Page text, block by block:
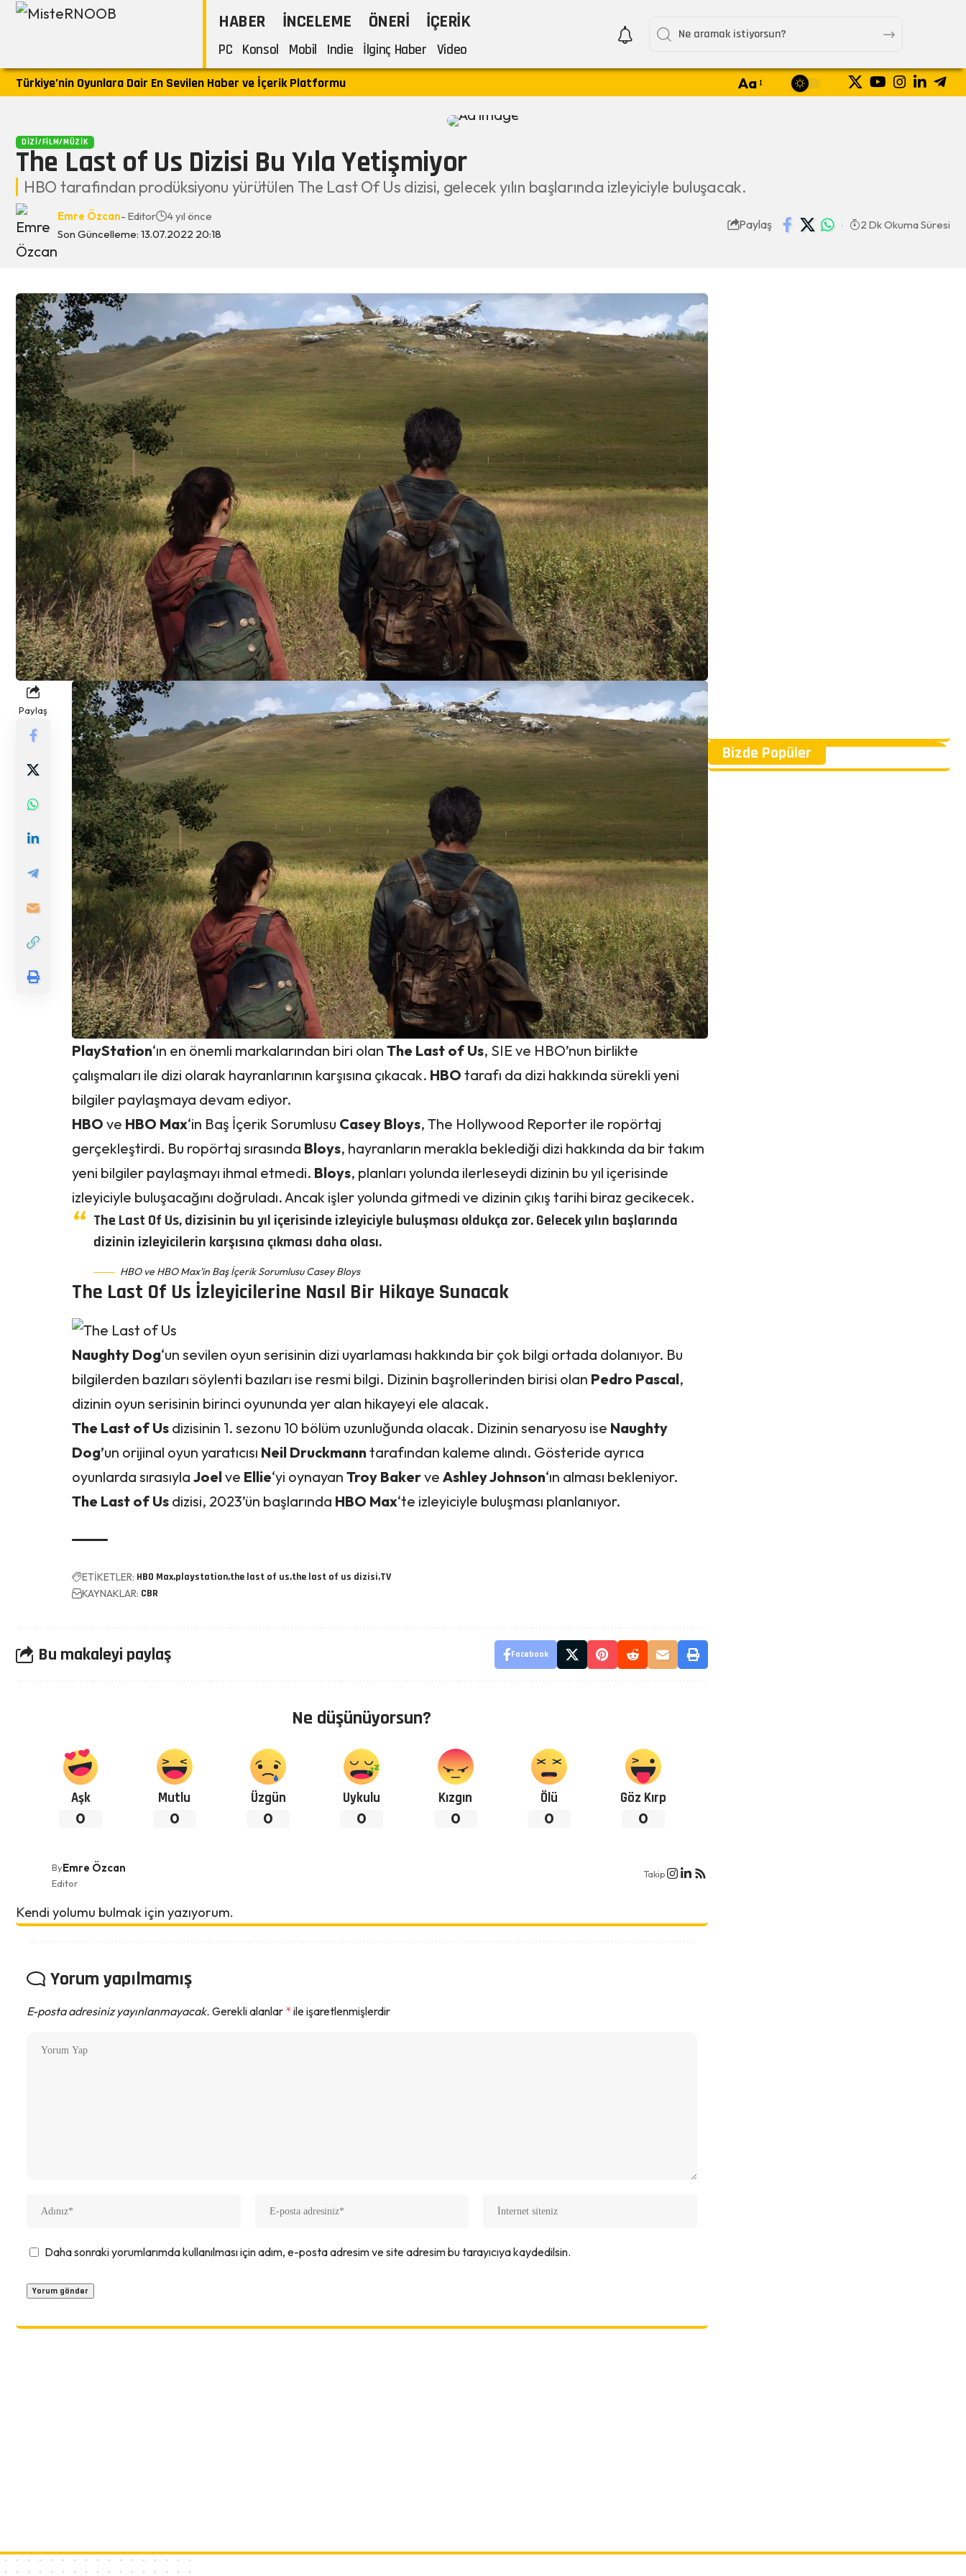
HABER İNCELEME ÖNERI İÇERIK
PC Konsol Mobil Indie İlginç Haber Video
Türkiye’nin Oyunlara Dair En Sevilen Haber ve İçerik Platformu Aa
DIZI/FILM/MÜZIK
The Last of Us Dizisi Bu Yıla Yetişmiyor
HBO tarafından prodüksiyonu yürütülen The Last Of Us dizisi, gelecek yılın başlarında izleyiciyle buluşacak.
Son Güncelleme: 13.07.2022 20:18
Emre Özcan- Editor 4 yıl önce
Paylaş 2 Dk Okuma Süresi
Paylaş
PlayStation‘ın en önemli markalarından biri olan The Last of Us, SIE ve HBO’nun birlikte
çalışmaları ile dizi olarak hayranlarının karşısına çıkacak. HBO tarafı da dizi hakkında sürekli yeni
bilgiler paylaşmaya devam ediyor.
HBO ve HBO Max‘in Baş İçerik Sorumlusu Casey Bloys, The Hollywood Reporter ile ropörtaj
gerçekleştirdi. Bu ropörtaj sırasında Bloys, hayranların merakla beklediği dizi hakkında da bir takım
yeni bilgiler paylaşmayı ihmal etmedi. Bloys, planları yolunda ilerleseydi dizinin bu yıl içerisinde
izleyiciyle buluşacağını doğruladı. Ancak işler yolunda gitmedi ve dizinin çıkış tarihi biraz gecikecek.
The Last Of Us, dizisinin bu yıl içerisinde izleyiciyle buluşması oldukça zor. Gelecek yılın başlarında
dizinin izleyicilerin karşısına çıkması daha olası.
HBO ve HBO Max’in Baş İçerik Sorumlusu Casey Bloys
The Last Of Us İzleyicilerine Nasıl Bir Hikaye Sunacak
Naughty Dog‘un sevilen oyun serisinin dizi uyarlaması hakkında bir çok bilgi ortada dolanıyor. Bu
bilgilerden bazıları söylenti bazıları ise resmi bilgi. Dizinin başrollerinden birisi olan Pedro Pascal,
dizinin oyun serisinin birinci oyununda yer alan hikayeyi ele alacak.
The Last of Us dizisinin 1. sezonu 10 bölüm uzunluğunda olacak. Dizinin senaryosu ise Naughty
Dog’un orijinal oyun yaratıcısı Neil Druckmanntarafından kaleme alındı. Gösteride ayrıca
oyunlarda sırasıyla Joelve Ellie‘yi oynayan Troy Bakerve Ashley Johnson‘ın alması bekleniyor.
The Last of Us dizisi, 2023’ün başlarında HBO Max‘te izleyiciyle buluşması planlanıyor.
ETİKETLER: HBO Max playstation the last of us the last of us dizisi TV
KAYNAKLAR: CBR
Bu makaleyi paylaş Facebook
Ne düşünüyorsun?
Aşk
0
Mutlu
0
Üzgün
0
Uykulu
0
Kızgın
0
Ölü
0
Göz Kırp
0
ByEmre Özcan
Editor
Takip
Kendi yolumu bulmak için yazıyorum.
Yorum yapılmamış
E-posta adresiniz yayınlanmayacak. Gerekli alanlar *ile işaretlenmişlerdir
Daha sonraki yorumlarımda kullanılması için adım, e-posta adresim ve site adresim bu tarayıcıya kaydedilsin.
Bizde Popüler